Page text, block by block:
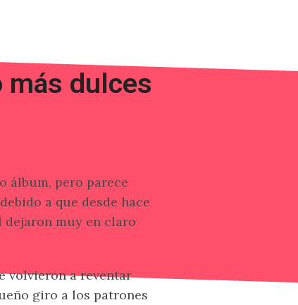
más dulces
álbum, pero parece
a que desde hace
muy en claro
volvieron a reventar
giro a los patrones